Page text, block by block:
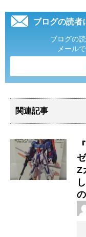
ブログの読者
ブログの
メール
関連記事
Ζ